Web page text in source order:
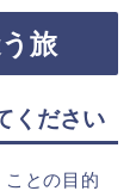
旅
ください
との目的